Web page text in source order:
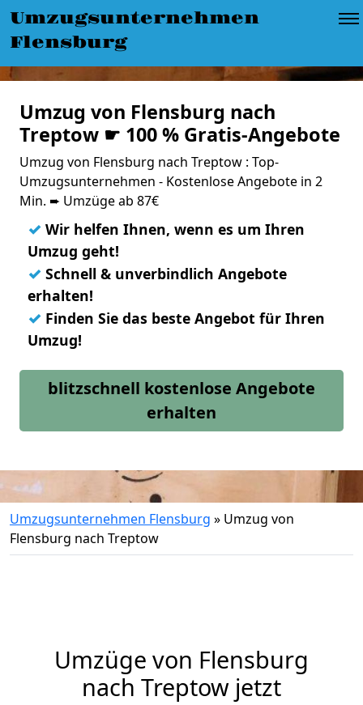
Umzugsunternehmen
Flensburg
Umzug von Flensburg nach
Treptow ☛ 100 % Gratis-Angebote
Umzug von Flensburg nach Treptow : Top-
Umzugsunternehmen - Kostenlose Angebote in 2
Min. ➨ Umzüge ab 87€
✓ Wir helfen Ihnen, wenn es um Ihren
Umzug geht!
✓ Schnell & unverbindlich Angebote
erhalten!
✓ Finden Sie das beste Angebot für Ihren
Umzug!
blitzschnell kostenlose Angebote
erhalten
Umzugsunternehmen Flensburg » Umzug von
Flensburg nach Treptow
Umzüge von Flensburg
nach Treptow jetzt